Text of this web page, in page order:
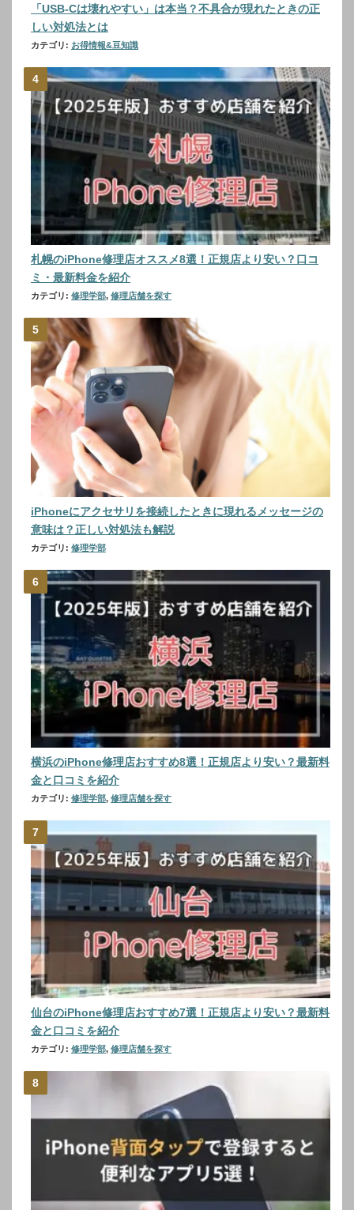
「USB-Cは壊れやすい」は本当？不具合が現れたときの正
しい対処法とは
カテゴリ: お得情報&豆知識
札幌のiPhone修理店オススメ8選！正規店より安い？口コ
ミ・最新料金を紹介
カテゴリ: 修理学部, 修理店舗を探す
iPhoneにアクセサリを接続したときに現れるメッセージの
意味は？正しい対処法も解説
カテゴリ: 修理学部
横浜のiPhone修理店おすすめ8選！正規店より安い？最新料
金と口コミを紹介
カテゴリ: 修理学部, 修理店舗を探す
仙台のiPhone修理店おすすめ7選！正規店より安い？最新料
金と口コミを紹介
カテゴリ: 修理学部, 修理店舗を探す